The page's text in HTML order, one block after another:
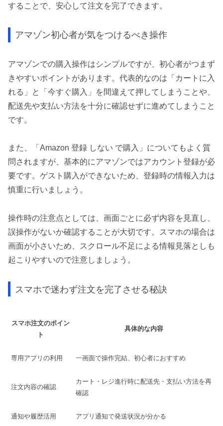
することで、安心して注文を完了できます。
アマゾン初心者が気をつけるべき操作
アマゾンでの購入操作はシンプルですが、初心者がつまず
きやすいポイントがあります。代表的なのは「カートに入
れる」と「今すぐ購入」を間違えて押してしまうことや、
配送先や支払い方法を十分に確認せずに進めてしまうこと
です。
また、「Amazon 登録 しない で購入」についてもよく質
問されますが、基本的にアマゾンではアカウント登録が必
要です。ゲスト購入ができないため、登録時の情報入力は
慎重に行いましょう。
操作時の注意点としては、画面ごとに必ず内容を見直し、
誤操作がないか確認することが大切です。スマホの場合は
画面が小さいため、スクロール不足による情報見落としも
起こりやすいので注意しましょう。
スマホで迷わず注文を完了させる秘訣
スマホ注文のポイン
ト
具体的な内容
専用アプリの利用 一画面で操作完結、初心者におすすめ
注文内容の確認
カート・レジ進行時に配送先・支払い方法を再
確認
通知や履歴活用 アプリ通知で発送状況が分かる